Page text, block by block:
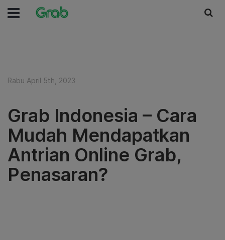
Rabu April 5th, 2023
Grab Indonesia – Cara
Mudah Mendapatkan
Antrian Online Grab,
Penasaran?